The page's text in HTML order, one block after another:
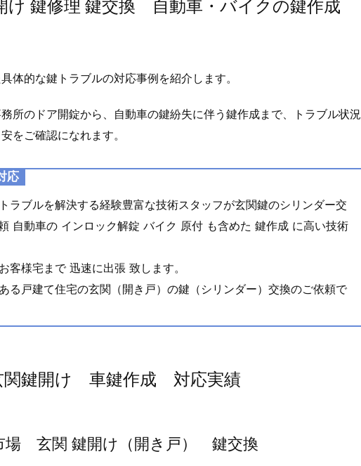
け 鍵修理 鍵交換 自動車・バイクの鍵作成
体的な鍵トラブルの対応事例を紹介します。
所のドア開錠から、自動車の鍵紛失に伴う鍵作成まで、トラブル状況
をご確認になれます。
応
ラブルを解決する経験豊富な技術スタッフが玄関鍵のシリンダー交
自動車の インロック解錠 バイク 原付 も含めた 鍵作成 に高い技術
客様宅まで 迅速に出張 致します。
る戸建て住宅の玄関（開き戸）の鍵（シリンダー）交換のご依頼で
鍵開け 車鍵作成 対応実績
場 玄関 鍵開け（開き戸） 鍵交換